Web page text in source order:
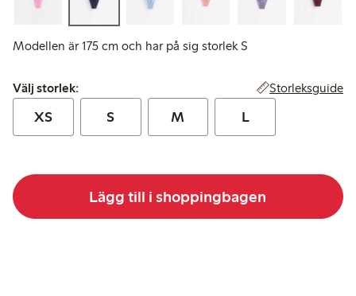
Modellen är 175 cm och har på sig storlek S
Välj storlek:
Välj storlek: Storleksguide
XS S M L
Lägg till i shoppingbagen